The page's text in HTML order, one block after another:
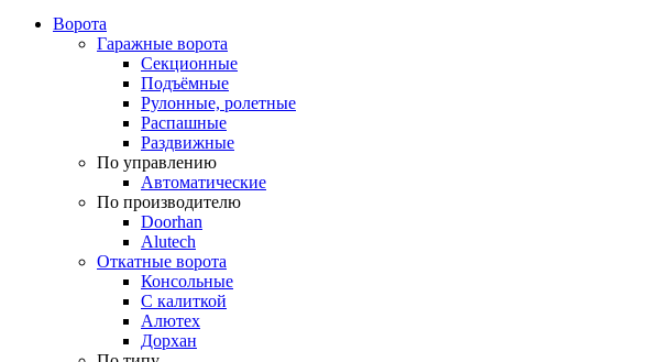
Ворота
Гаражные ворота
Секционные
Подъёмные
Рулонные, ролетные
Распашные
Раздвижные
По управлению
Автоматические
По производителю
Doorhan
Alutech
Откатные ворота
Консольные
С калиткой
Алютех
Дорхан